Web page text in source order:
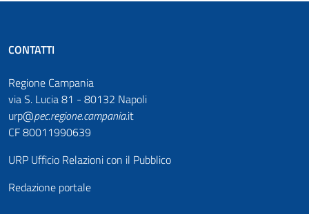
CONTATTI
Regione Campania
via S. Lucia 81 - 80132 Napoli
urp@pec.regione.campania.it
CF 80011990639
URP Ufficio Relazioni con il Pubblico
Redazione portale